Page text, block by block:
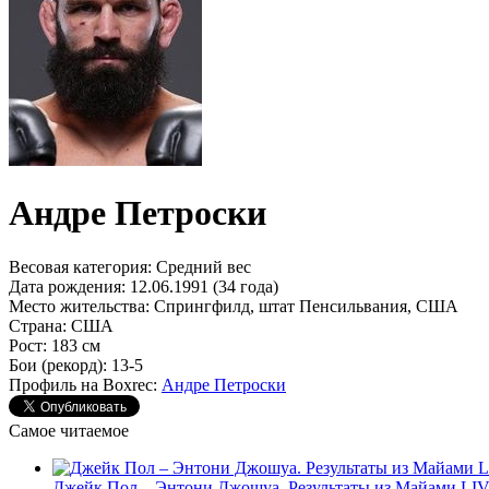
Андре Петроски
Весовая категория: Средний вес
Дата рождения: 12.06.1991 (34 года)
Место жительства: Спрингфилд, штат Пенсильвания, США
Страна: США
Рост: 183 см
Бои (рекорд): 13-5
Профиль на Boxrec: Андре Петроски
Самое читаемое